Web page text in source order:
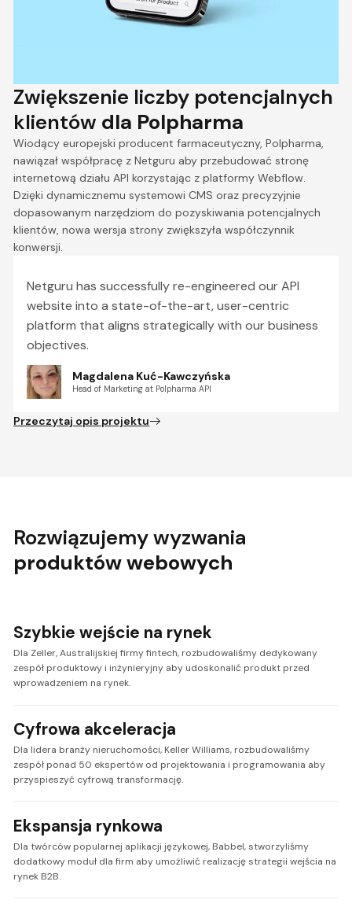
Zwiększenie liczby potencjalnych
klientów dla Polpharma
Wiodący europejski producent farmaceutyczny, Polpharma,
nawiązał współpracę z Netguru aby przebudować stronę
internetową działu API korzystając z platformy Webflow.
Dzięki dynamicznemu systemowi CMS oraz precyzyjnie
dopasowanym narzędziom do pozyskiwania potencjalnych
klientów, nowa wersja strony zwiększyła współczynnik
konwersji.
Netguru has successfully re-engineered our API
website into a state-of-the-art, user-centric
platform that aligns strategically with our business
objectives.
Magdalena Kuć-Kawczyńska
Head of Marketing at Polpharma API
Przeczytaj opis projektu
Rozwiązujemy wyzwania
produktów webowych
Szybkie wejście na rynek
Dla Zeller, Australijskiej firmy fintech, rozbudowaliśmy dedykowany
zespół produktowy i inżynieryjny aby udoskonalić produkt przed
wprowadzeniem na rynek.
Cyfrowa akceleracja
Dla lidera branży nieruchomości, Keller Williams, rozbudowaliśmy
zespół ponad 50 ekspertów od projektowania i programowania aby
przyspieszyć cyfrową transformację.
Ekspansja rynkowa
Dla twórców popularnej aplikacji językowej, Babbel, stworzyliśmy
dodatkowy moduł dla firm aby umożliwić realizację strategii wejścia na
rynek B2B.